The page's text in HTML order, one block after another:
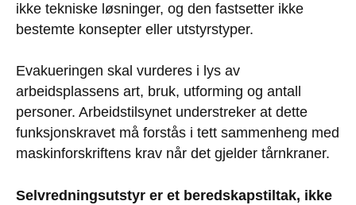
ikke tekniske løsninger, og den fastsetter ikke
bestemte konsepter eller utstyrstyper.
Evakueringen skal vurderes i lys av
arbeidsplassens art, bruk, utforming og antall
personer. Arbeidstilsynet understreker at dette
funksjonskravet må forstås i tett sammenheng med
maskinforskriftens krav når det gjelder tårnkraner.
Selvredningsutstyr er et beredskapstiltak, ikke